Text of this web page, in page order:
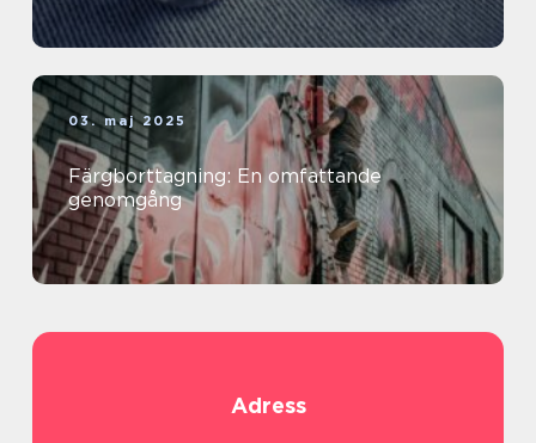
03. maj 2025
Färgborttagning: En omfattande
genomgång
Adress